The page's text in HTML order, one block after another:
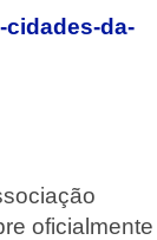
da-
oficialmente